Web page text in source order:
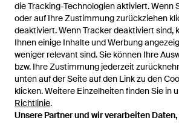
die Tracking-Technologien aktiviert. Wenn
oder auf Ihre Zustimmung zurückziehen
deaktiviert. Wenn Tracker deaktiviert sind,
Ihnen einige Inhalte und Werbung
weniger relevant sind. Sie können Ihre
bzw. Ihre Zustimmung jederzeit
unten auf der Seite auf den Link zu den
klicken. Weitere Einzelheiten finden Sie in
Richtlinie.
Unsere Partner und wir verarbeiten
1